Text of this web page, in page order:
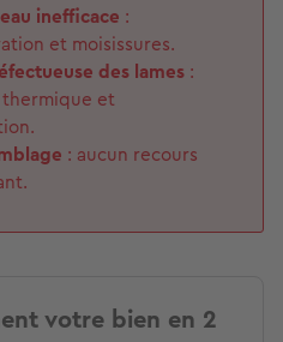
inefficace :
et moisissures.
des lames :
et
: aucun recours
votre bien en 2